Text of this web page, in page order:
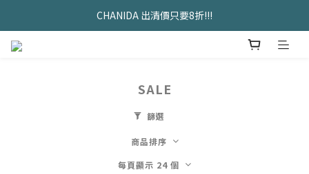
久坐神器>>坐&靠墊組合只要$1488
CHANIDA 出清價只要8折!!!
SALE
篩選
商品排序
每頁顯示 24 個